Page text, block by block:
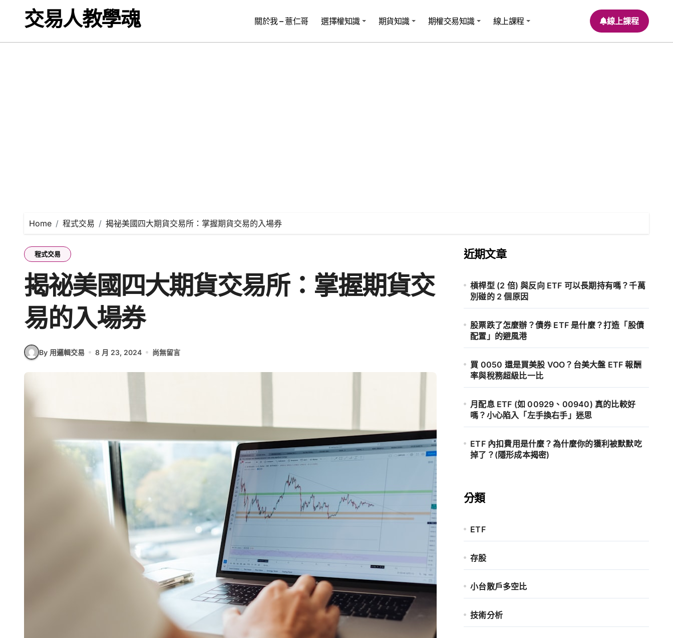
content交易人教學魂 關於我 – 薏仁哥 選擇權知識 期貨知識 期權交易知識 線上課程 線上課程
Home 程式交易 揭祕美國四大期貨交易所：掌握期貨交易的入場券
程式交易
揭祕美國四大期貨交易所：掌握期貨交
易的入場券
By 用邏輯交易 8 月 23, 2024 尚無留言
近期文章
槓桿型 (2 倍) 與反向 ETF 可以長期持有嗎？千萬
別碰的 2 個原因
股票跌了怎麼辦？債券 ETF 是什麼？打造「股債
配置」的避風港
買 0050 還是買美股 VOO？台美大盤 ETF 報酬
率與稅務超級比一比
月配息 ETF (如 00929、00940) 真的比較好
嗎？小心陷入「左手換右手」迷思
ETF 內扣費用是什麼？為什麼你的獲利被默默吃
掉了？(隱形成本揭密)
分類
ETF
存股
小台散戶多空比
技術分析